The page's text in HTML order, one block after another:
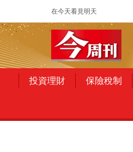
在今天看見明天
投資理財 保險稅制